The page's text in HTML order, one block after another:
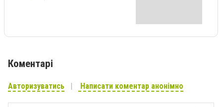
Коментарі
Авторизуватись Написати коментар анонімно